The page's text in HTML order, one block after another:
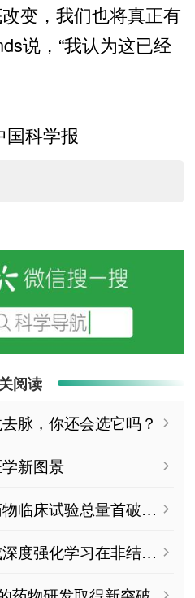
变，我们也将真正有
说，“我认为这已经
国科学报
阅读
脉，你还会选它吗？
新图景
ꔷ 创历史新高！我国药物临床试验总量首破5000项
ꔷ 基于先验策略的集成深度强化学习在非结构化地形下无人履带车辆安全–效率平衡导航研究 MDPI WEVJ